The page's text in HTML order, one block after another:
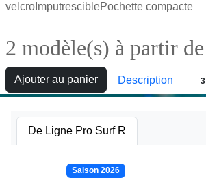
velcroImputresciblePochette compacte
2 modèle(s) à partir de
Ajouter au panier Description 3
De Ligne Pro Surf R
Saison 2026